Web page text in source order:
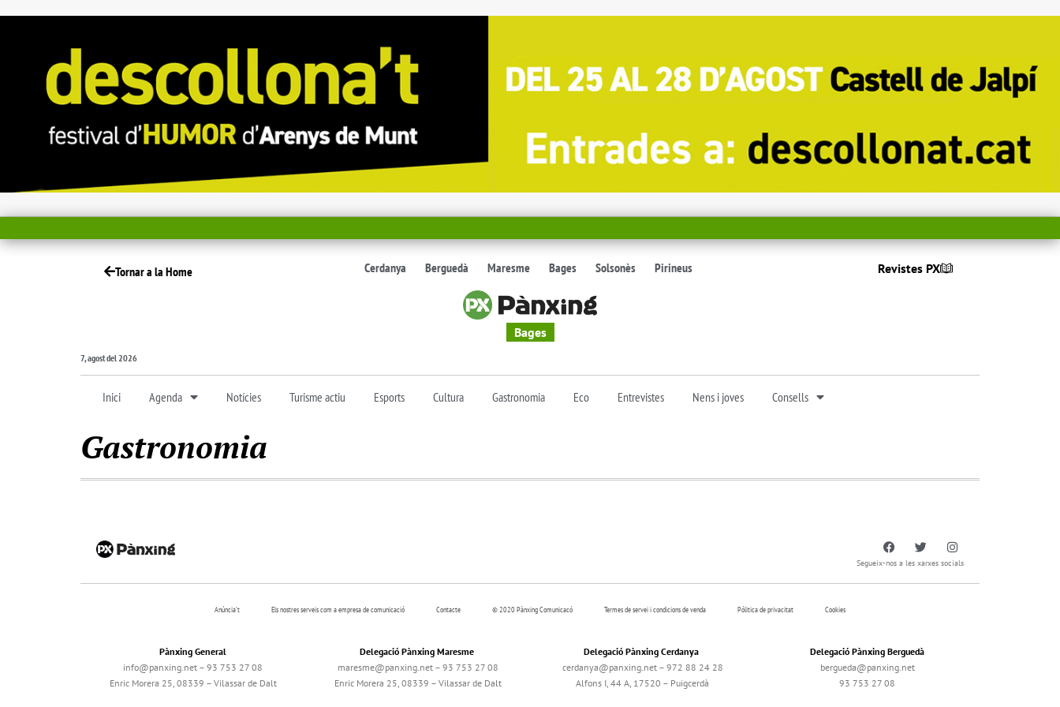
Tornar a la Home Cerdanya Berguedà Maresme Bages Solsonès Pirineus Revistes PX
Bages
7, agost del 2026
Inici Agenda Notícies Turisme actiu Esports Cultura Gastronomia Eco Entrevistes Nens i joves Consells
Gastronomia
Segueix-nos a les xarxes socials
Anúncia’t Els nostres serveis com a empresa de comunicació Contacte © 2020 Pànxing Comunicacó Termes de servei i condicions de venda Pólitica de privacitat Cookies
Pànxing General
info@panxing.net – 93 753 27 08
Enric Morera 25, 08339 – Vilassar de Dalt
Delegació Pànxing Maresme
maresme@panxing.net – 93 753 27 08
Enric Morera 25, 08339 – Vilassar de Dalt
Delegació Pànxing Cerdanya
cerdanya@panxing.net – 972 88 24 28
Alfons I, 44 A, 17520 – Puigcerdà
Delegació Pànxing Berguedà
bergueda@panxing.net
93 753 27 08